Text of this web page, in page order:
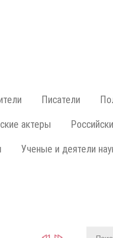
Писатели
актеры
Ученые и деятели